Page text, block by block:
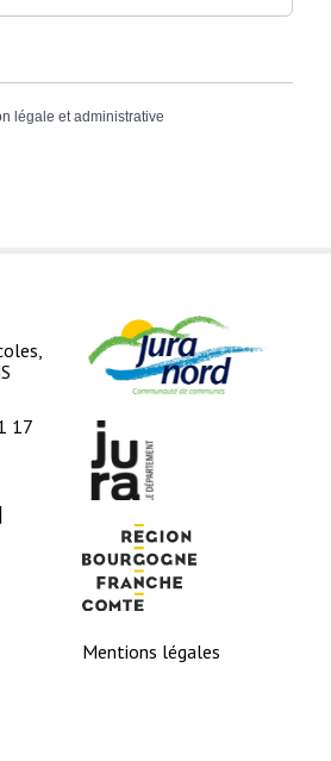
légale et administrative
17
Mentions légales